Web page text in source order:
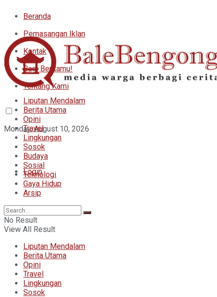
Beranda
Pemasangan Iklan
Kontak
Bagi Beritamu!
Tentang Kami
Monday, August 10, 2026
Login
Liputan Mendalam
Berita Utama
Opini
Travel
Lingkungan
Sosok
Budaya
Sosial
Teknologi
Gaya Hidup
Arsip
No Result
View All Result
Liputan Mendalam
Berita Utama
Opini
Travel
Lingkungan
Sosok